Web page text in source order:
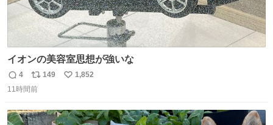
イオンの美容室思想が強いな
返
信
4
リ
ポ
ト
149
い
数
1,852
11時間前